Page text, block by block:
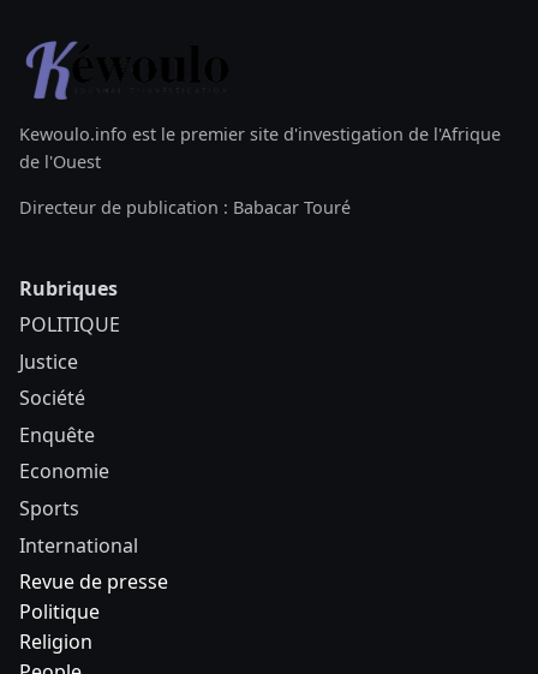
Kewoulo.info est le premier site d'investigation de l'Afrique
de l'Ouest
Directeur de publication : Babacar Touré
Rubriques
POLITIQUE
Justice
Société
Enquête
Economie
Sports
International
Revue de presse
Politique
Religion